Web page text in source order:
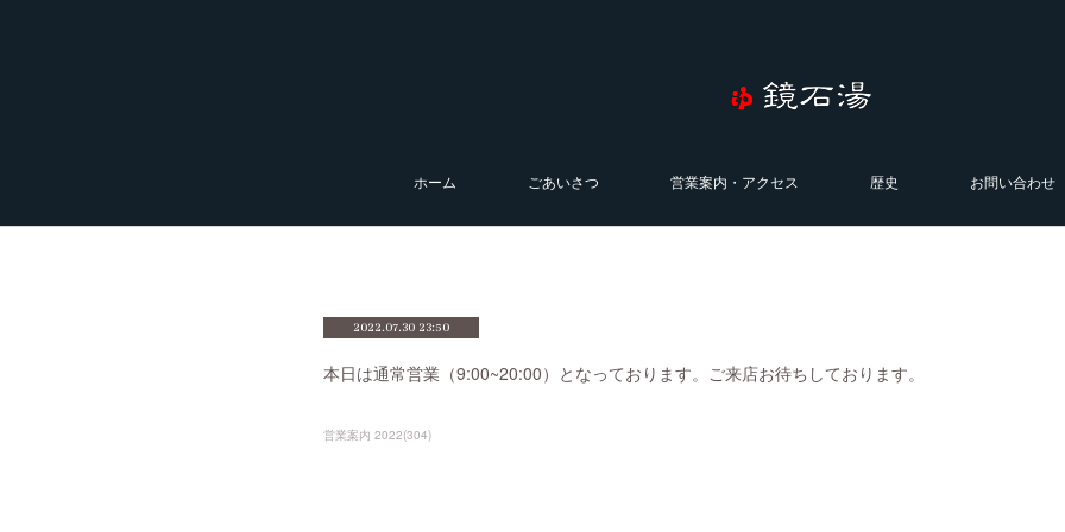
ホーム ごあいさつ 営業案内・アクセス 歴史 お問い合わせ
2022.07.30 23:50
本日は通常営業（9:00~20:00）となっております。ご来店お待ちしております。
営業案内 2022(304)